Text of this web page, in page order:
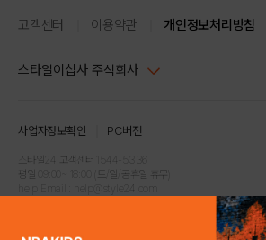
고객센터 이용약관 개인정보처리방침
스타일이십사 주식회사
주소 : 서울시 강남구 논현로 633, 6층 (논현동, 한세엠케이빌딩)
사업자등록번호 : 116-81-32499
통신판매업신고번호 : 제 2024-서울강남-04239
사업자정보확인 PC버전
스타일24 고객센터 1544-5336
평일 09:00~ 18:00 (토/일/공휴일 휴무)
COPYRIGHTⓒ2021 STYLE24 ALL RIGHTS RESERVED.